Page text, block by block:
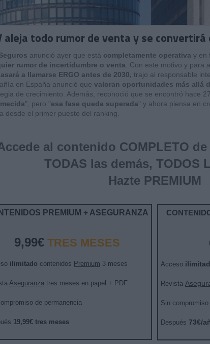
aleja todo rumor de venta y se convertirá
anunció ayer que está completamente operativa y en
rumor de incertidumbre o venta . Con este motivo y para
a llamarse ERGO antes de 2030, trajo al responsable
en España anunció que valoran oportunidades más allá
de crecimiento. Además, reconoció que se encontró hace
", pero "esa fase queda superada" y ahora piensa en
desde el primer puesto del ranking.
al contenido COMPLETO
TODAS las demás, TODOS
Hazte PREMIUM
PREMIUM + ASEGURANZA
9,99€ TRES MESES
ilimitado contenidos Premium 3 meses
Aseguranza tres meses en papel + PDF
de permanencia
19,99€ tres meses
Acceso
Revista
Sin
Después 73€/